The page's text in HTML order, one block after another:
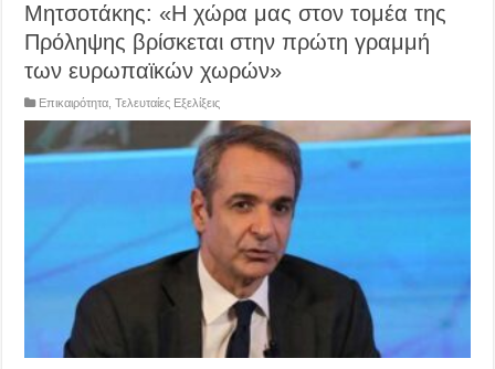
Μητσοτάκης: «Η χώρα μας στον τομέα της
Πρόληψης βρίσκεται στην πρώτη γραμμή
των ευρωπαϊκών χωρών»
Επικαιρότητα ,Τελευταίες Εξελίξεις